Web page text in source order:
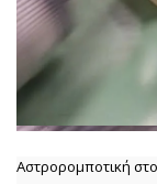
Αστρορομποτική